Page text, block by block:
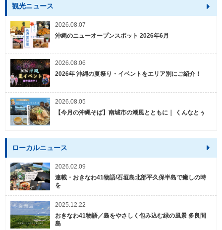
観光ニュース
2026.08.07
沖縄のニューオープンスポット 2026年6月
2026.08.06
2026年 沖縄の夏祭り・イベントをエリア別にご紹介！
2026.08.05
【今月の沖縄そば】南城市の潮風とともに｜ くんなとぅ
ローカルニュース
2026.02.09
連載・おきなわ41物語/石垣島北部平久保半島で癒しの時
を
2025.12.22
おきなわ41物語／島をやさしく包み込む緑の風景 多良間
島